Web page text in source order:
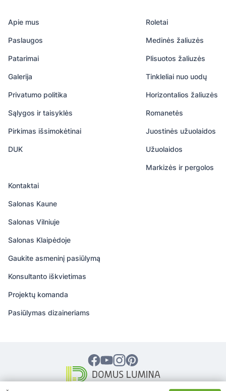
Apie mus
Paslaugos
Patarimai
Galerija
Privatumo politika
Sąlygos ir taisyklės
Pirkimas išsimokėtinai
DUK
Roletai
Medinės žaliuzės
Plisuotos žaliuzės
Tinkleliai nuo uodų
Horizontalios žaliuzės
Romanetės
Juostinės užuolaidos
Užuolaidos
Markizės ir pergolos
Kontaktai
Salonas Kaune
Salonas Vilniuje
Salonas Klaipėdoje
Gaukite asmeninį pasiūlymą
Konsultanto iškvietimas
Projektų komanda
Pasiūlymas dizaineriams
© 2026 DOMUS LUMINA – Visos teisės